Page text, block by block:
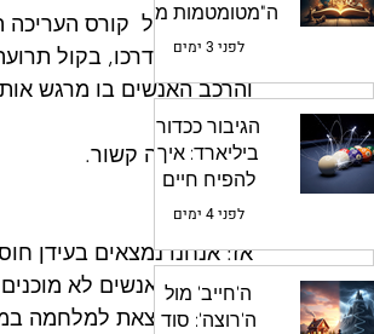
(מחזור 9 של  קורס העריכה הספרותית
יצא אמש לדרכו, בקול
והרכב האנשים בו מרגש
אבל אולי זה קשור.
הכל קשור.
אז: אנחנו נמצאים בעידן
יותר ויותר אנשים לא
מעדיפים לצאת למלחמה
ה"מטומטמות מדי
מכדי לחיות"
לפני 3 ימים
הגיבור ככדור
ביליארד: איך
להפיח חיים
בדמויות המשנה
לפני 4 ימים
ה'חייב' מול
ה'רוצה': סוד